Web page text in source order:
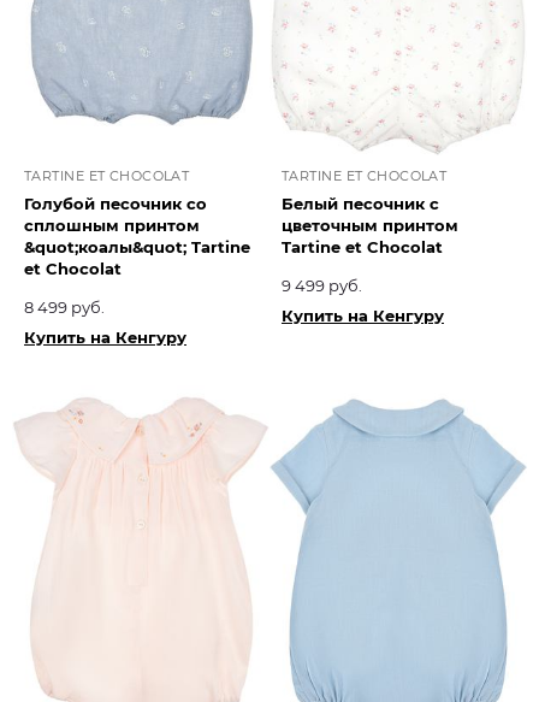
TARTINE ET CHOCOLAT
Голубой песочник со
сплошным принтом
&quot;коалы&quot; Tartine
et Chocolat​
8 499 руб.
Купить на Кенгуру
TARTINE ET CHOCOLAT
Белый песочник с
цветочным принтом
Tartine et Chocolat​
9 499 руб.
Купить на Кенгуру